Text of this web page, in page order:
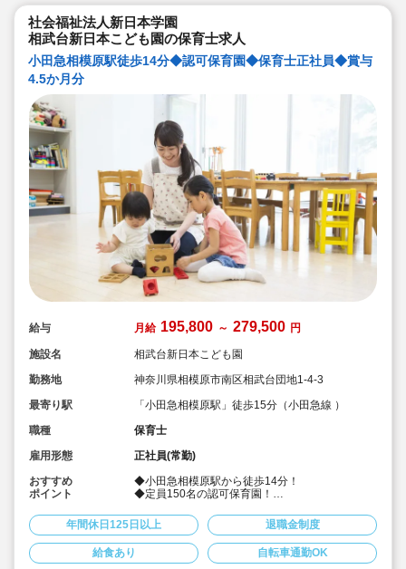
社会福祉法人新日本学園
相武台新日本こども園の保育士求人
小田急相模原駅徒歩14分◆認可保育園◆保育士正社員◆賞与
4.5か月分
給与 月給 195,800 ～ 279,500 円
施設名
相武台新日本こども園
勤務地
神奈川県相模原市南区相武台団地1-4-3
最寄り駅
「小田急相模原駅」徒歩15分（小田急線 ）
職種
保育士
雇用形態
正社員(常勤)
おすすめ
ポイント
◆小田急相模原駅から徒歩14分！
◆定員150名の認可保育園！
実績あり♪
◆退職金等福利厚生も充実しています！
◆頑張りが評価される風通しの良い職場です！
年間休日125日以上 退職金制度
給食あり 自転車通勤OK